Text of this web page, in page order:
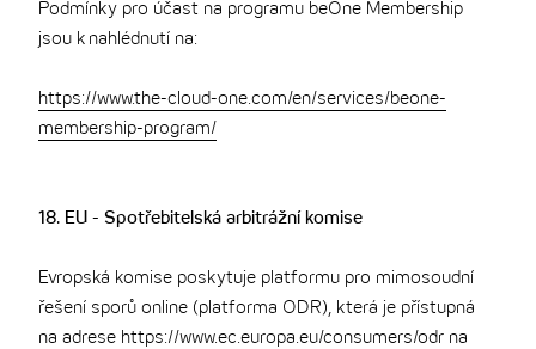
Podmínky pro účast na programu beOne Membership
jsou k nahlédnutí na:
https://www.the-cloud-one.com/en/services/beone-
membership-program/
18. EU - Spotřebitelská arbitrážní komise
Evropská komise poskytuje platformu pro mimosoudní
řešení sporů online (platforma ODR), která je přístupná
na adrese https://www.ec.europa.eu/consumers/odr na